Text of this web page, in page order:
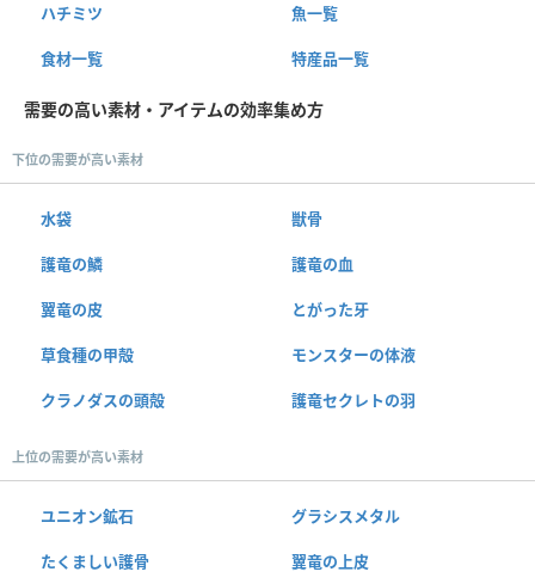
ハチミツ 魚一覧
食材一覧 特産品一覧
需要の高い素材・アイテムの効率集め方
下位の需要が高い素材
水袋 獣骨
護竜の鱗 護竜の血
翼竜の皮 とがった牙
草食種の甲殻 モンスターの体液
クラノダスの頭殻 護竜セクレトの羽
上位の需要が高い素材
ユニオン鉱石 グラシスメタル
たくましい護骨 翼竜の上皮